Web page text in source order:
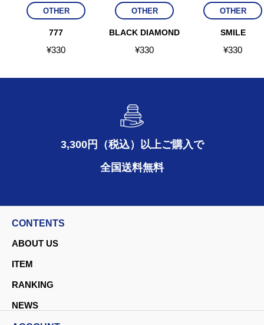
OTHER
777
¥330
OTHER
BLACK DIAMOND
¥330
OTHER
SMILE
¥330
3,300円（税込）以上ご購入で
全国送料無料
CONTENTS
ABOUT US
ITEM
RANKING
NEWS